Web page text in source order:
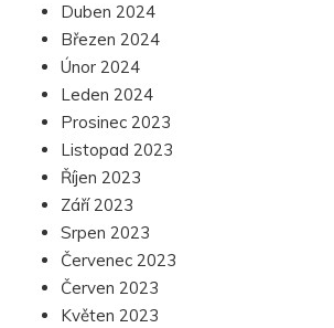
Duben 2024
Březen 2024
Únor 2024
Leden 2024
Prosinec 2023
Listopad 2023
Říjen 2023
Září 2023
Srpen 2023
Červenec 2023
Červen 2023
Květen 2023